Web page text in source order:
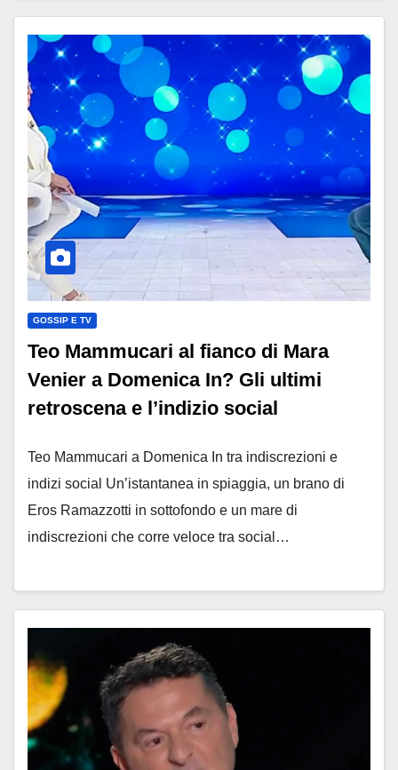
GOSSIP E TV
Teo Mammucari al fianco di Mara
Venier a Domenica In? Gli ultimi
retroscena e l’indizio social
Teo Mammucari a Domenica In tra indiscrezioni e
indizi social Un’istantanea in spiaggia, un brano di
Eros Ramazzotti in sottofondo e un mare di
indiscrezioni che corre veloce tra social…